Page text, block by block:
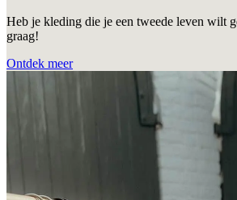
Heb je kleding die je een tweede leven wilt
graag!
Ontdek meer